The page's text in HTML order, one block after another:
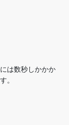
は数秒しかかか
。